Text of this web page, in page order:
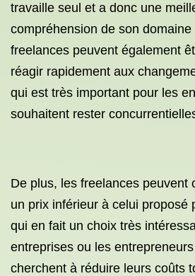
travaille seul et a donc une
compréhension de son
freelances peuvent également
réagir rapidement aux
qui est très important pour les
souhaitent rester
De plus, les freelances peuvent
un prix inférieur à celui proposé
qui en fait un choix très
entreprises ou les
cherchent à réduire leurs coûts